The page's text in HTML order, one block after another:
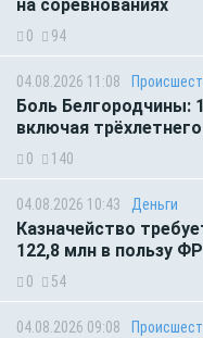
на соревнованиях
0 94
04.08.2026 11:08
Боль Белгородчины:
включая
0 140
04.08.2026 10:43 Деньги
Казначейство
122,8 млн в пользу
0 54
04.08.2026 09:08